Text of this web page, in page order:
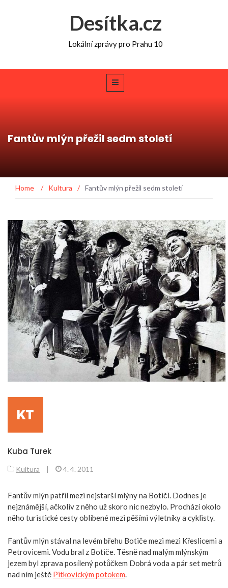
Desítka.cz
Lokální zprávy pro Prahu 10
Fantův mlýn přežil sedm století
Home / Kultura / Fantův mlýn přežil sedm století
Kuba Turek
Kultura | 4. 4. 2011
Fantův mlýn patřil mezi nejstarší mlýny na Botiči. Dodnes je
nejznámější, ačkoliv z něho už skoro nic nezbylo. Prochází okolo
něho turistické cesty oblíbené mezi pěšími výletníky a cyklisty.
Fantův mlýn stával na levém břehu Botiče mezi mezi Křeslicemi a
Petrovicemi. Vodu bral z Botiče. Těsně nad malým mlýnským
jezem byl zprava posílený potůčkem Dobrá voda a pár set metrů
nad ním ještě Pitkovickým potokem.